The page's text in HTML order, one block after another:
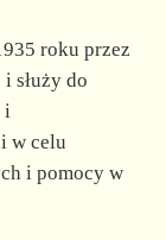
roku przez
służy do
i
w celu
i pomocy w